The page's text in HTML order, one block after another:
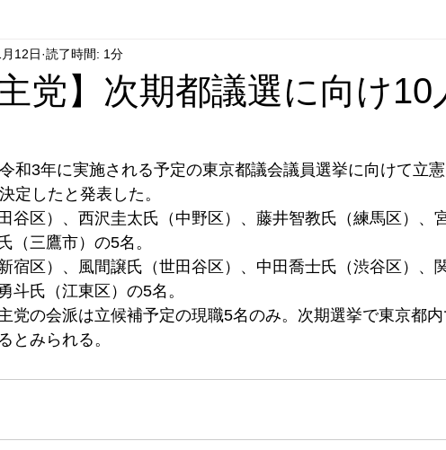
はやぶさ党 自民党
党】次期都議選に向け10
12日 読了時間: 1分
和3年に実施される予定の東京都議会議員選挙に向けて立
定したと発表した。
谷区）、西沢圭太氏（中野区）、藤井智教氏（練馬区）、
（三鷹市）の5名。
宿区）、風間譲氏（世田谷区）、中田喬士氏（渋谷区）、
斗氏（江東区）の5名。
党の会派は立候補予定の現職5名のみ。次期選挙で東京都
とみられる。